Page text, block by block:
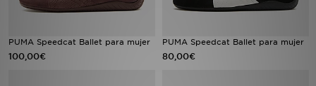
PUMA Speedcat Ballet para mujer
100,00€
PUMA Speedcat Ballet para mujer
80,00€